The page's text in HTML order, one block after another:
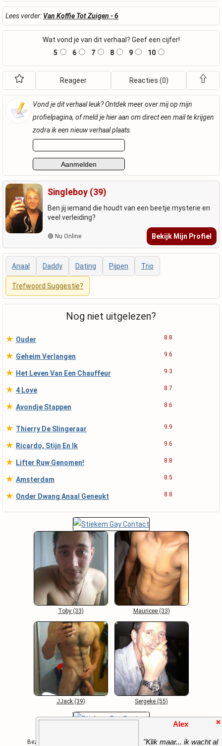
Lees verder: Van Koffie Tot Zuigen - 6
Wat vond je van dit verhaal? Geef een cijfer!
5
6 7 8 9 10
Reageer Reacties (0)
Vond je dit verhaal leuk? Ontdek meer over mij op mijn
profielpagina, of meld je hier aan om direct een mail te krijgen
zodra ik een nieuw verhaal plaats.
Singleboy (39)
Ben jij iemand die houdt van een beetje mysterie en
veel verleiding?
🟢 Nu Online Bekijk Mijn Profiel
Anaal Daddy Dating Pijpen Trio
Trefwoord Suggestie?
Nog niet uitgelezen?
★ Ouder 8.8
★ Geheim Verlangen 9.6
★ Het Leven Van Een Chauffeur 9.3
★ 4 Love 8.7
★ Avondje Stappen 8.6
★ Thierry De Slingeraar 9.9
★ Ricardo, Stijn En Ik 9.6
★ Lifter Ruw Genomen! 8.8
★ Amsterdam 8.5
★ Onder Dwang Anaal Geneukt 8.8
Toby (33) Mauricee (33)
JJack (39) Sergeke (55)
Bezoekers Online: 995 / Copyright 2000 - 2026 Opwindend.Net
Alex ❌